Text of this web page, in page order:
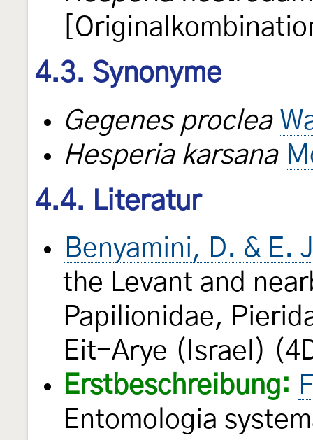
4.3. Synonyme
Gegenes proclea
Hesperia karsana
4.4. Literatur
Benyamini, D. & E.
the Levant and
Papilionidae,
Eit-Arye (Israel)
Erstbeschreibung:
Entomologia